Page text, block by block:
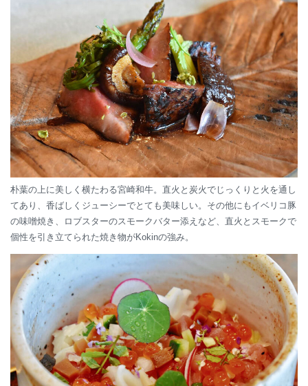
朴葉の上に美しく横たわる宮崎和牛。直火と炭火でじっくりと火を通し
てあり、香ばしくジューシーでとても美味しい。その他にもイベリコ豚
の味噌焼き、ロブスターのスモークバター添えなど、直火とスモークで
個性を引き立てられた焼き物がKokinの強み。